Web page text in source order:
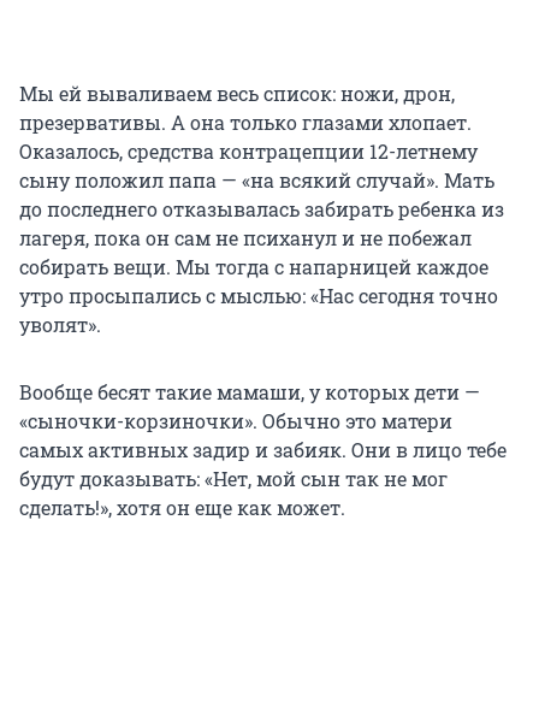
Мы ей вываливаем весь список: ножи, дрон,
презервативы. А она только глазами хлопает.
Оказалось, средства контрацепции 12-летнему
сыну положил папа — «на всякий случай». Мать
до последнего отказывалась забирать ребенка из
лагеря, пока он сам не психанул и не побежал
собирать вещи. Мы тогда с напарницей каждое
утро просыпались с мыслью: «Нас сегодня точно
уволят».
Вообще бесят такие мамаши, у которых дети —
«сыночки-корзиночки». Обычно это матери
самых активных задир и забияк. Они в лицо тебе
будут доказывать: «Нет, мой сын так не мог
сделать!», хотя он еще как может.